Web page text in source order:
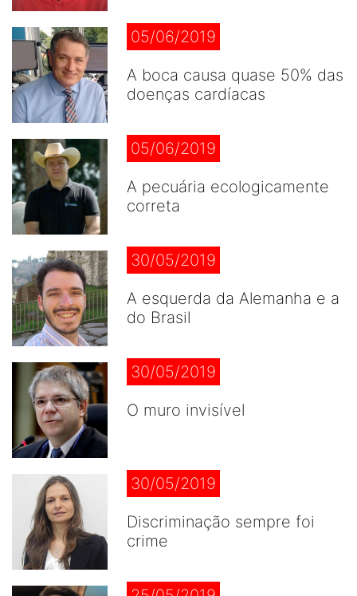
05/06/2019
A boca causa quase 50% das
doenças cardíacas
05/06/2019
A pecuária ecologicamente
correta
30/05/2019
A esquerda da Alemanha e a
do Brasil
30/05/2019
O muro invisível
30/05/2019
Discriminação sempre foi
crime